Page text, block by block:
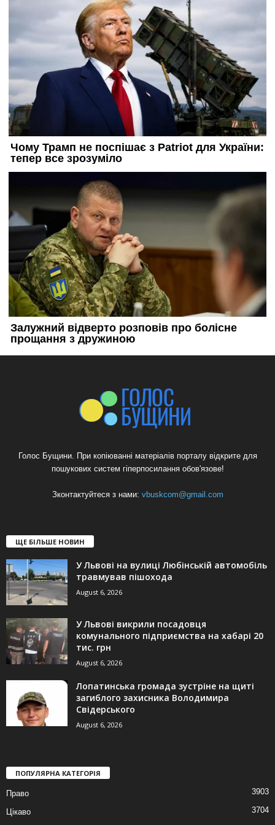
Голос Бущини. При копіюванні матеріалів порталу відкрите для
пошукових систем гіперпосилання обов'язове!
Зконтактуйтеся з нами: vbuskcom@gmail.com
ЩЕ БІЛЬШЕ НОВИН
У Львові на вулиці Любінській автомобіль
травмував пішохода
August 6, 2026
У Львові викрили посадовця
комунального підприємства на хабарі 20
тис. грн
August 6, 2026
Лопатинська громада зустріне на щиті
загиблого захисника Володимира
Свідерського
August 6, 2026
ПОПУЛЯРНА КАТЕГОРІЯ
Право 3903
Цікаво
3704